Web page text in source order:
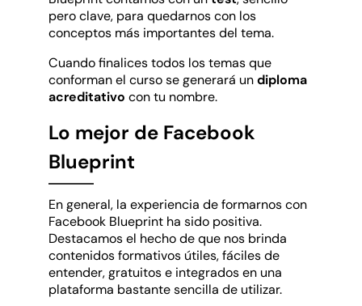
pero clave, para quedarnos con los
conceptos más importantes del tema.
Cuando finalices todos los temas que
conforman el curso se generará undiploma
acreditativo con tu nombre.
Lo mejor de Facebook
Blueprint
En general, la experiencia de formarnos con
Facebook Blueprint ha sido positiva.
Destacamos el hecho de que nos brinda
contenidos formativos útiles, fáciles de
entender, gratuitos e integrados en una
plataforma bastante sencilla de utilizar.